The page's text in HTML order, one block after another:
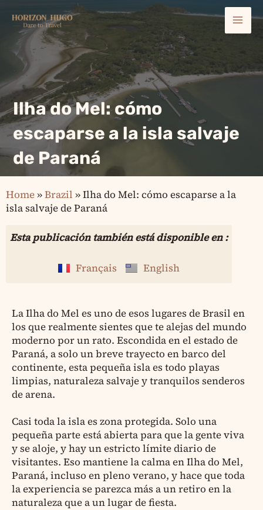
contenido
Ilha do Mel: cómo
escaparse a la isla salvaje
de Paraná
Home»Brazil »Ilha do Mel: cómo escaparse a la
isla salvaje de Paraná
Esta publicación también está disponible en :
Français English
La Ilha do Mel es uno de esos lugares de Brasil en
los que realmente sientes que te alejas del mundo
moderno por un rato. Escondida en el estado de
Paraná, a solo un breve trayecto en barco del
continente, esta pequeña isla es todo playas
limpias, naturaleza salvaje y tranquilos senderos
de arena.
Casi toda la isla es zona protegida. Solo una
pequeña parte está abierta para que la gente viva
y se aloje, y hay un estricto límite diario de
visitantes. Eso mantiene la calma en Ilha do Mel,
Paraná, incluso en pleno verano, y hace que toda
la experiencia se parezca más a un retiro en la
naturaleza que a un lugar de fiesta.